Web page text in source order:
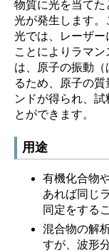
物質に光を当てた
光が発生します
光では、レーザー
ことによりラマ
は、原子の振動
るため、原子の
ンドが得られ、
とができます。
用途
有機化合物
あれば同じ
同定をする
混合物の解
すが、波形